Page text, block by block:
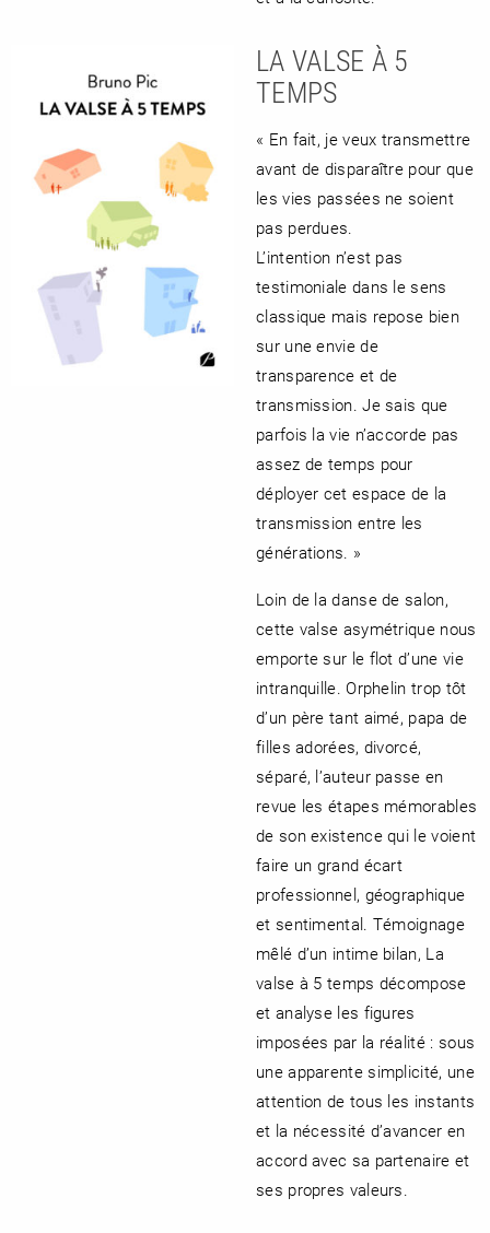
LA VALSE À 5
TEMPS
« En fait, je veux transmettre
avant de disparaître pour que
les vies passées ne soient
pas perdues.
L’intention n’est pas
testimoniale dans le sens
classique mais repose bien
sur une envie de
transparence et de
transmission. Je sais que
parfois la vie n’accorde pas
assez de temps pour
déployer cet espace de la
transmission entre les
générations. »
Loin de la danse de salon,
cette valse asymétrique nous
emporte sur le flot d’une vie
intranquille. Orphelin trop tôt
d’un père tant aimé, papa de
filles adorées, divorcé,
séparé, l’auteur passe en
revue les étapes mémorables
de son existence qui le voient
faire un grand écart
professionnel, géographique
et sentimental. Témoignage
mêlé d’un intime bilan, La
valse à 5 temps décompose
et analyse les figures
imposées par la réalité : sous
une apparente simplicité, une
attention de tous les instants
et la nécessité d’avancer en
accord avec sa partenaire et
ses propres valeurs.